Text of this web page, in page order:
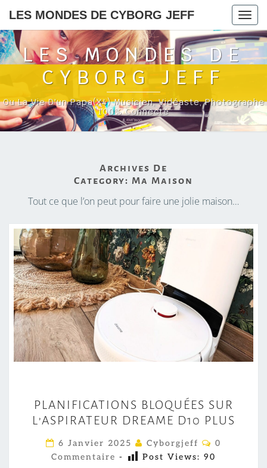
LES MONDES DE CYBORG JEFF
LES MONDES DE
CYBORG JEFF
Ou La Vie D'un Papa(x4) Musicien, Vidéaste, Photographe
100% Connecté
Archives De
Category: Ma Maison
Tout ce que l’on peut pour faire une jolie maison…
L
A
N
I
PLANIFICATIONS BLOQUÉES SUR
L’ASPIRATEUR DREAME D10 PLUS
6 Janvier 2025 Cyborgjeff
C
M
0
Commentaire - Post Views: 90